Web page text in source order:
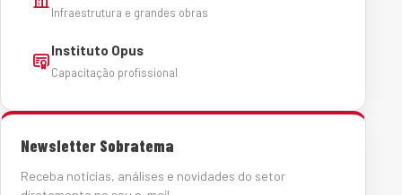
Infraestrutura e grandes obras
Instituto Opus
Capacitação profissional
Newsletter Sobratema
Receba notícias, análises e novidades do setor